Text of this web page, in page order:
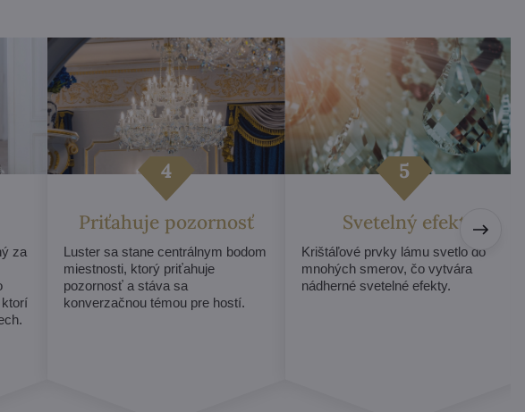
za
Priťahuje pozornosť
Luster sa stane centrálnym bodom
miestnosti, ktorý priťahuje
pozornosť a stáva sa
konverzačnou témou pre hostí.
Svetelný efekt
Krištáľové prvky lámu svetlo do
mnohých smerov, čo vytvára
nádherné svetelné efekty.